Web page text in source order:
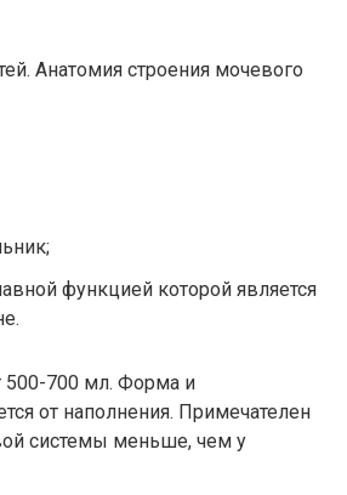
Анатомия строения мочевого
функцией которой является
500-700 мл. Форма и
от наполнения. Примечателен
системы меньше, чем у